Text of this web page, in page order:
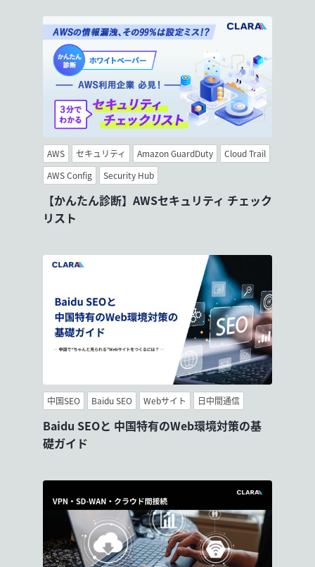
AWS セキュリティ Amazon GuardDuty
Cloud Trail
AWS Config
Security Hub
【かんたん診断】AWSセキュリティ チェック
リスト
中国SEO Baidu SEO Webサイト 日中間通信
Baidu SEOと 中国特有のWeb環境対策の基
礎ガイド